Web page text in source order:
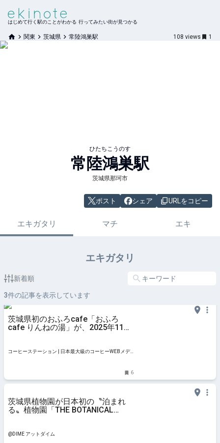
はじめて行く駅のことがわかる 行ってみたい街が見つかる
関東 茨城県 常陸鴻巣駅 108 views 1
ひたちこうのす
常陸鴻巣駅
茨城県那珂市
ポスト シェア URLをコピー
エキガタリ マチ エキ
エキガタリ
新着順
3件の記事を表示しています
茨城県初のおふろcafe「おふろ
cafe りんねの湯」が、2025年11月
ーヒーステーション
コーヒーステーション | 日本最大級のコーヒーWEBメデ
6
茨城県植物園が日本初の〝泊まれ
る〟植物園「THE BOTANICAL
@DIME アットダイム